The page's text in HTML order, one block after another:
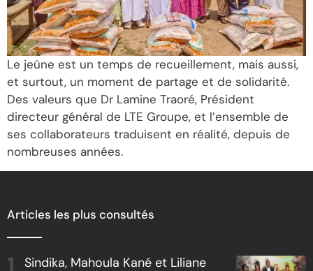
Le jeûne est un temps de recueillement, mais aussi,
et surtout, un moment de partage et de solidarité.
Des valeurs que Dr Lamine Traoré, Président
directeur général de LTE Groupe, et l’ensemble de
ses collaborateurs traduisent en réalité, depuis de
nombreuses années.
Articles les plus consultés
Sindika, Mahoula Kané et Liliane